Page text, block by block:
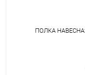
ПОЛКА